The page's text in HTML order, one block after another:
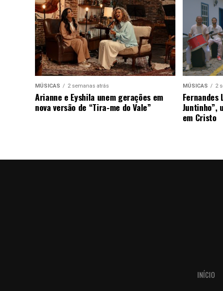
MÚSICAS 2 semanas atrás
Arianne e Eyshila unem gerações em
nova versão de “Tira-me do Vale”
MÚSICAS 2
Fernandes
Juntinho”,
em Cristo
INÍCIO